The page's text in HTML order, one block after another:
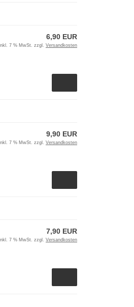
6,90 EUR
7 % MwSt. zzgl. Versandkosten
9,90 EUR
7 % MwSt. zzgl. Versandkosten
7,90 EUR
7 % MwSt. zzgl. Versandkosten